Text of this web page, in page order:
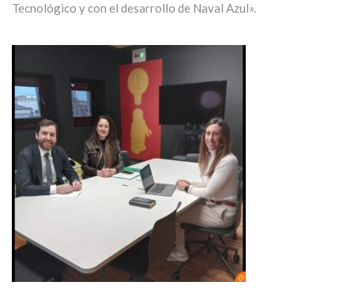
Tecnológico y con el desarrollo de Naval Azul».